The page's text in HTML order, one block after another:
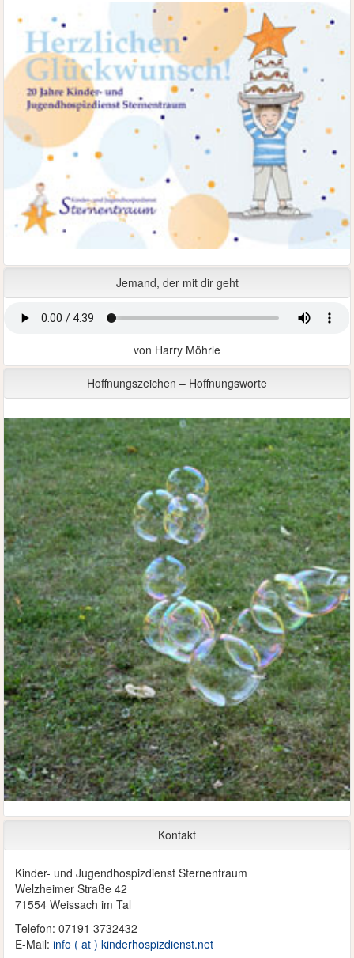
Jemand, der mit dir geht
von Harry Möhrle
Hoffnungszeichen – Hoffnungsworte
Kontakt
Kinder- und Jugendhospizdienst Sternentraum
Welzheimer Straße 42
71554 Weissach im Tal
Telefon: 07191 3732432
E-Mail: info ( at ) kinderhospizdienst.net